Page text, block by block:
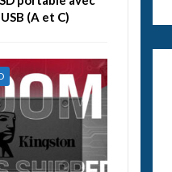
(A et C)